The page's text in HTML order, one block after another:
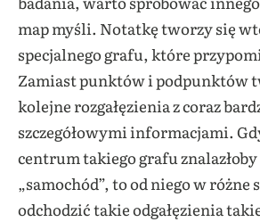
map myśli. Notatkę tworzy się
specjalnego grafu, które
Zamiast punktów i podpunktów
kolejne rozgałęzienia z coraz
szczegółowymi informacjami.
centrum takiego grafu znalazłoby
„samochód”, to od niego w różne
odchodzić takie odgałęzienia